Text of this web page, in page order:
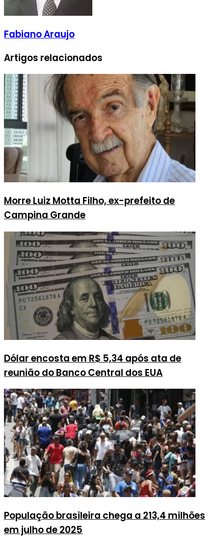
Fabiano Araujo
Artigos relacionados
Morre Luiz Motta Filho, ex-prefeito de
Campina Grande
Dólar encosta em R$ 5,34 após ata de
reunião do Banco Central dos EUA
População brasileira chega a 213,4 milhões
em julho de 2025